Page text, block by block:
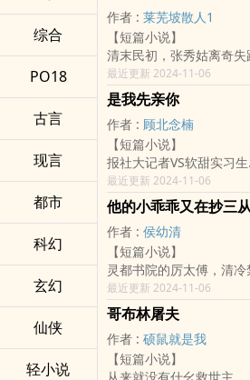
综合
PO18
古言
现言
都市
科幻
玄幻
仙侠
轻小说
韩濯摇头：“直接结婚太草
过了片刻，男人又道：“
证。”
许清染：“为什幺要试婚
韩濯：“二婚太难听了。”
韩濯：……我想让你心甘情
这时候，医院里的小护士
欢女孩子，只是韩医生心
呀。
作者 : 莱芜坡散人1
【短篇小说】
清末民初，张秀姑离奇
史。究竟谁是谁非，智者
此为短篇小说集，滚堂
万字以上。
最近更新 2024-11-06
是我先亲你
作者 : 顾北念楠
【短篇小说】
报社大记者VS软甜实习生
叶星苒实习第一天，就把
当成了城市不文明行为
称会持续报道。
沈妈妈看到新闻，问沈朔
被子，谁给写成不文明行
沈朔：“还能是谁，您儿
一个日常温馨的小甜文~
读者群：1072074292
最近更新 2024-11-06
他的小乖乖又在抄三
作者 : 侯幼清
【短篇小说】
灵都书院的厉太傅，清
记，唯有一等班的柴清知
上一世，她被亲生姐姐
的厉太傅。
一朝重生，柴清励志要捂
的严严实实的，闲来无
最近更新 2024-11-06
哥布林屠夫
作者 : 硕鼠就是我
【短篇小说】